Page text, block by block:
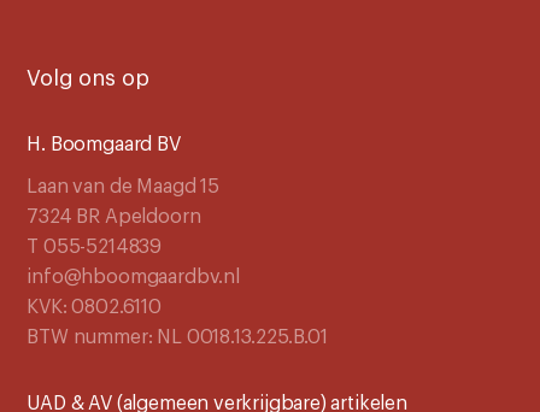
Volg ons op
H. Boomgaard BV
Laan van de Maagd 15
7324 BR Apeldoorn
T 055-5214839
info@hboomgaardbv.nl
KVK: 0802.6110
BTW nummer: NL 0018.13.225.B.01
UAD & AV (algemeen verkrijgbare) artikelen